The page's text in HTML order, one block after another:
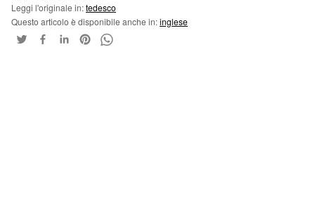
Leggi l'originale in:tedesco
Questo articolo è disponibile anche in:inglese